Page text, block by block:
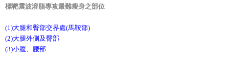
標靶震波溶脂專攻最難瘦身之部位
(1)大腿和臀部交界處(馬鞍部)
(2)大腿外側及臀部
(3)小腹、腰部